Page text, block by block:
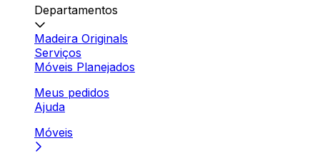
Departamentos
Madeira Originals
Serviços
Móveis Planejados
Meus pedidos
Ajuda
Móveis